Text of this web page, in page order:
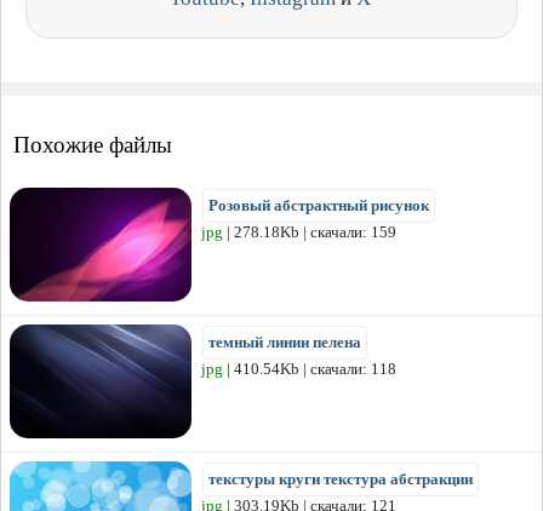
Похожие файлы
Розовый абстрактный рисунок
jpg | 278.18Kb | скачали: 159
темный линии пелена
jpg | 410.54Kb | скачали: 118
текстуры круги текстура абстракции
jpg | 303.19Kb | скачали: 121